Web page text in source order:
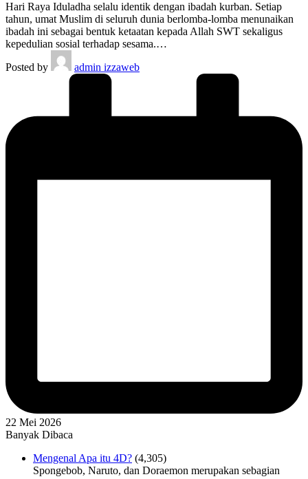
Hari Raya Iduladha selalu identik dengan ibadah kurban. Setiap
tahun, umat Muslim di seluruh dunia berlomba-lomba menunaikan
ibadah ini sebagai bentuk ketaatan kepada Allah SWT sekaligus
kepedulian sosial terhadap sesama.…
Posted by
admin izzaweb
22 Mei 2026
Banyak Dibaca
Mengenal Apa itu 4D? (4,305)
Spongebob, Naruto, dan Doraemon merupakan sebagian